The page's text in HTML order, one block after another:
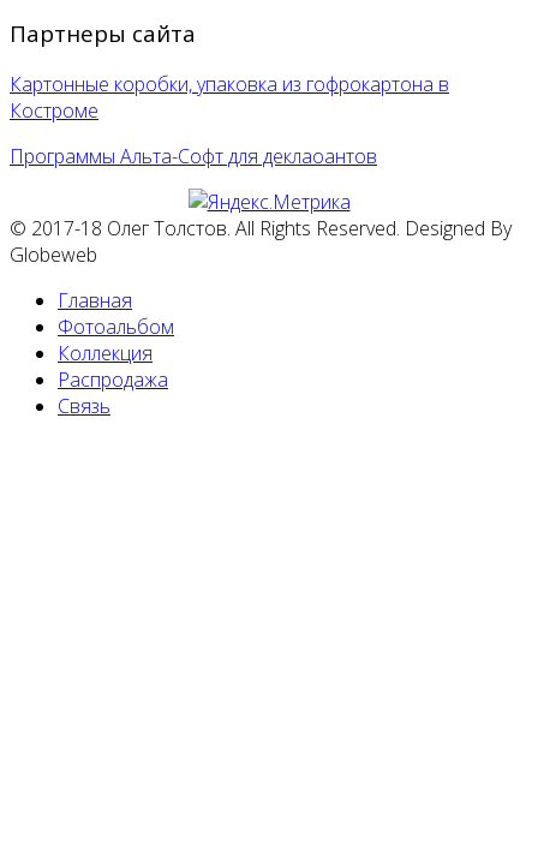
Партнеры сайта
Картонные коробки, упаковка из гофрокартона в
Костроме
Программы Альта-Софт для деклаоантов
© 2017-18 Олег Толстов. All Rights Reserved. Designed By
Globeweb
Главная
Фотоальбом
Коллекция
Распродажа
Связь